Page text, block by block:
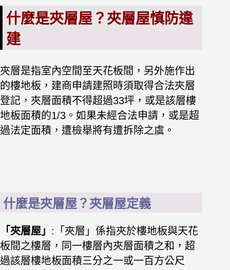
什麼是夾層屋？ 夾層屋慎防違
建
夾層是指室內空間至天花板間，另外施作出
的樓地板，建商申請建照時須取得合法夾層
登記，夾層面積不得超過33坪，或是該層樓
地板面積的1/3。如果未經合法申請，或是超
過法定面積，遭檢舉將有遭拆除之虞。
什麼是夾層屋？夾層屋定義
「夾層屋」 :「夾層」係指夾於樓地板與天花
板間之樓層，同一樓層內夾層面積之和，超
過該層樓地板面積三分之一或一百方公尺